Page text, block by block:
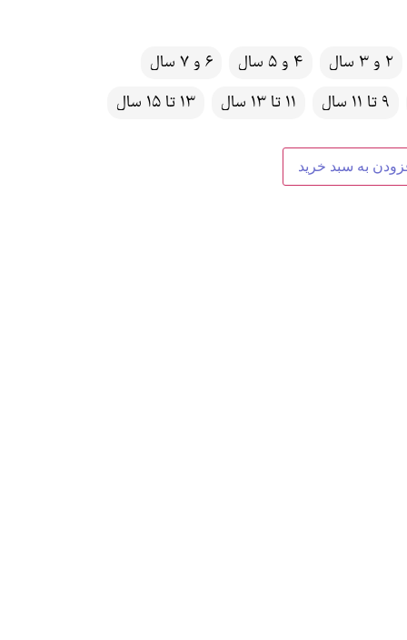
2 و 3 سال 4 و 5 سال
6 و 7 سال
9 تا 11 سال
11 تا 13 سال 13 تا 15 سال
به سبد خرید